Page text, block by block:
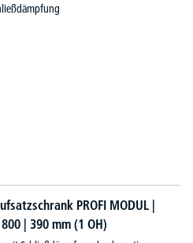
PROFI MODUL |
| 390 mm (1 OH)